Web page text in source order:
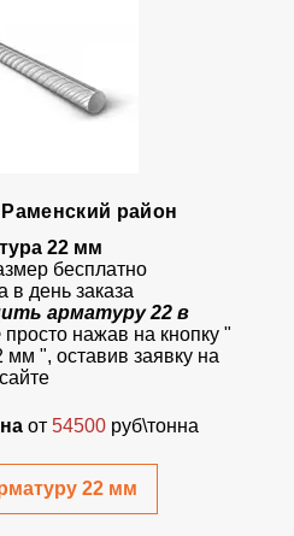
район
22 мм
бесплатно
в день заказа
арматуру 22 в
просто нажав на кнопку"
мм ", оставив заявку на
сайте
от 54500 руб\тонна
22 мм